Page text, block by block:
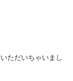
ただいちゃいまし